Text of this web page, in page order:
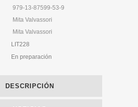
979-13-87599-53-9
Mita Valvassori
Mita Valvassori
LIT228
En preparación
DESCRIPCIÓN